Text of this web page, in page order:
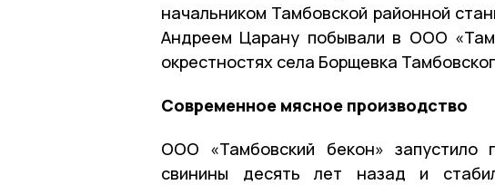
начальником Тамбовской районной
Андреем Царану побывали в ООО
окрестностях села Борщевка
Современное мясное производство
ООО «Тамбовский бекон» запустило
свинины десять лет назад и